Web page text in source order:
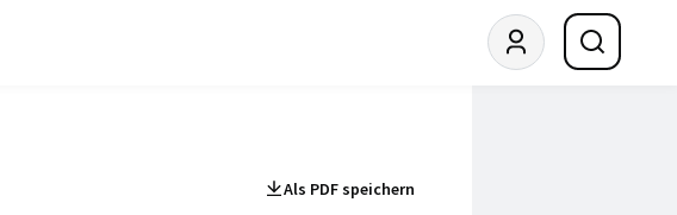
Als PDF speichern